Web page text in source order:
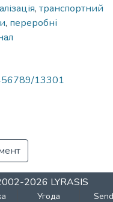
, транспортний
, переробні
13301
2026 LYRASIS
Угода Send